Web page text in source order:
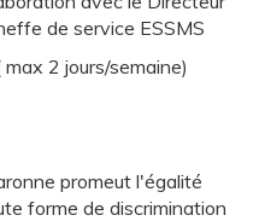
de service ESSMS
2 jours/semaine)
promeut l'égalité
forme de discrimination